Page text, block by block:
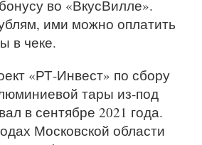
во «ВкусВилле».
ими можно оплатить
в чеке.
«РТ-Инвест» по сбору
тары из-под
в сентябре 2021 года.
Московской области